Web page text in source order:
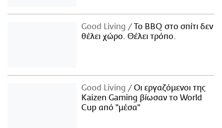
Good Living
Το BBQ στο σπίτι δεν
θέλει χώρο. Θέλει τρόπο.
Good Living
Οι εργαζόμενοι της
Kaizen Gaming βίωσαν το World
Cup από "μέσα"